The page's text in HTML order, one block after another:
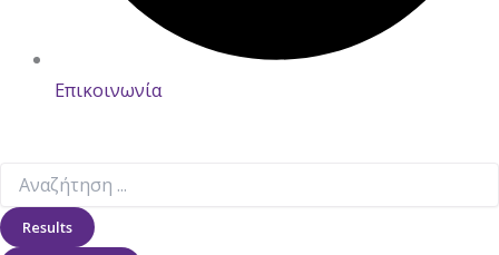
Επικοινωνία
Results